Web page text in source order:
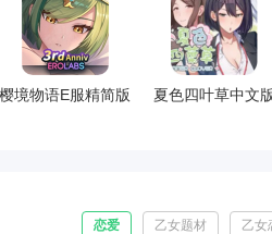
樱境物语E服精简版 夏色四叶草中文
恋爱 乙女题材 乙女